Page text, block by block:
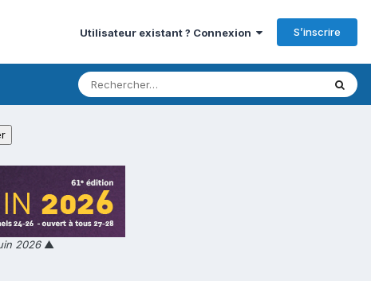
Utilisateur existant ? Connexion S’inscrire
2026▲